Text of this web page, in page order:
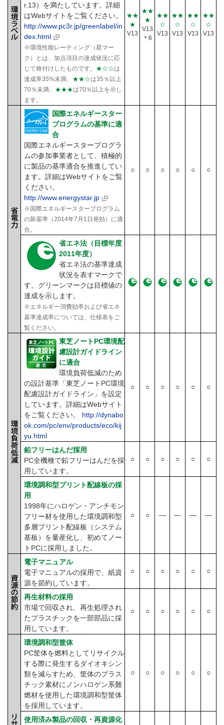
r.13）を満たしています。詳細
はWebサイトをご覧ください。
http://www.pc3r.jp/greenlabel/in
dex.html
※環境性能レーティング（星マー
ク）とは、加点項目の達成状況に応
じて格付けしたものです。 ★☆☆は
達成率35%未満、 ★★☆は35％以上
70％未満、 ★★★は70％以上を示し
ます。
★★
★
V13
★★
★
V13
＊6
★★
☆
V13
★★
☆
V13
★★
☆
V13
★★
☆
V13
国際エネルギースター
プログラムの基準に適
合
国際エネルギースタープログラ
ムの参加事業者として、積極的
に製品の基準適合を推進してい
ます。詳細はWebサイトをご覧
ください。
http://www.energystar.jp
※国際エネルギースタープログラム
の新基準（2014年7月1日発効）に適
合。
○ ○ ○ ○ ○ ○
省エネ法（目標年度
2011年度）
省エネ法の基準達成
状況を表すマークで
す。グリーンマークは目標値の
達成を示します。
※エネルギー消費効率および省エネ
基準達成率については、仕様表をご
覧ください。
東芝ノートPC環境配
慮設計ガイドライン
に適合
環境負荷低減のため
の設計基準「東芝ノートPC環境
配慮設計ガイドライン」を設定
しています。詳細はWebサイト
をご覧ください。 http://dynabo
ok.com/pc/env/products/eco/kij
yu.html
○ ○ ○ ○ ○ ○
鉛フリーはんだ採用
PC全機種で鉛フリーはんだを採
用しています。
○ ○ ○ ○ ○ ○
環境調和型プリント配線板の採
用
1998年にハロゲン・アンチモン
フリー材を使用した環境調和型
多層プリント配線板（システム
基板）を量産化し、初めてノー
トPCに採用しました。
○ ○ ― ― ― ―
電子マニュアル
電子マニュアルの採用で、紙資
源を節約しています。
○ ○ ○ ○ ○ ○
再生材料の採用
市場で回収され、再生処理され
たプラスチックを一部部品に採
用しています。
○ ○ ○ ○ ○ ○
環境調和型筐体
PC筐体を燃料としてリサイクル
する際に発生するダイオキシン
類を減らすため、筐体のプラス
チック素材にノンハロゲン系難
燃材を使用した環境調和型筐体
を採用しています。
○ ○ ○ ○ ○ ○
使用済み製品の回収・再資源化